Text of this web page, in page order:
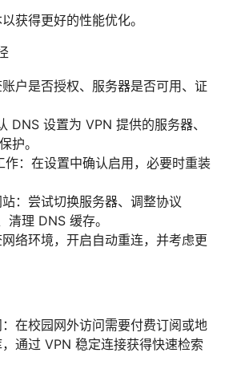
获得更好的性能优化。
户是否授权、服务器是否可用、证
DNS 设置为 VPN 提供的服务器、
护。
：在设置中确认启用，必要时重装
：尝试切换服务器、调整协议
清理 DNS 缓存。
络环境，开启自动重连，并考虑更
在校园网外访问需要付费订阅或地
通过 VPN 稳定连接获得快速检索